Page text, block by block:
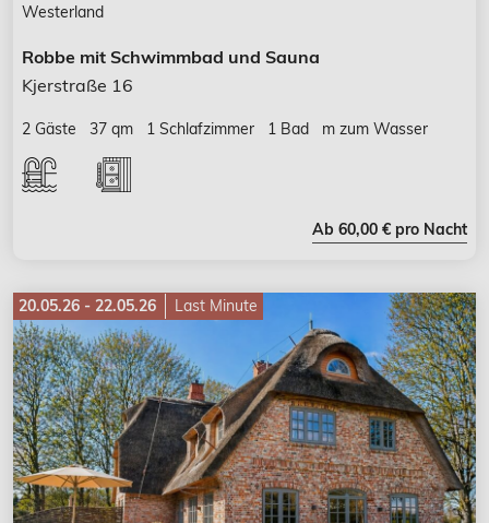
Westerland
Robbe mit Schwimmbad und Sauna
Kjerstraße 16
2 Gäste 37 qm 1 Schlafzimmer 1 Bad m zum Wasser
Ab 60,00 € pro Nacht
20.05.26 - 22.05.26 Last Minute